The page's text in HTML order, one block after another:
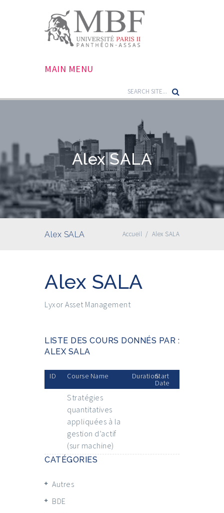
MAIN MENU
Alex SALA
Alex SALA Accueil / Alex SALA
Alex SALA
Lyxor Asset Management
LISTE DES COURS DONNÉS PAR :
ALEX SALA
ID Course Name DurationStart
Date
Stratégies
quantitatives
appliquées à la
gestion d’actif
(sur machine)
CATÉGORIES
Autres
BDE